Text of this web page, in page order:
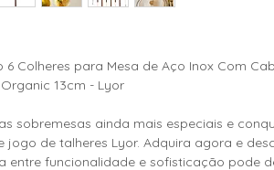
6 Colheres para Mesa de Aço Inox Com
13cm - Lyor
sobremesas ainda mais especiais e
jogo de talheres Lyor. Adquira agora e
entre funcionalidade e sofisticação pode